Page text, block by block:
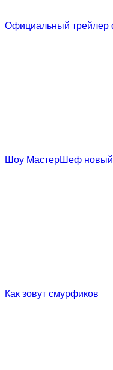
Официальный трейлер
Шоу МастерШеф новый
Как зовут смурфиков